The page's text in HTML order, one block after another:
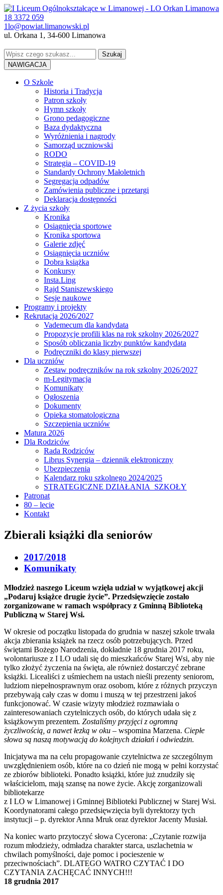
18 3372 059
1lo@powiat.limanowski.pl
ul. Orkana 1, 34-600 Limanowa
NAWIGACJA
O Szkole
Historia i Tradycja
Patron szkoły
Hymn szkoły
Grono pedagogiczne
Baza dydaktyczna
Wyróżnienia i nagrody
Samorząd uczniowski
RODO
Strategia – COVID-19
Standardy Ochrony Małoletnich
Segregacja odpadów
Zamówienia publiczne i przetargi
Deklaracja dostępności
Z życia szkoły
Kronika
Osiągnięcia sportowe
Kronika sportowa
Galerie zdjęć
Osiągnięcia uczniów
Dobra książka
Konkursy
Insta.Ling
Rajd Staniszewskiego
Sesje naukowe
Programy i projekty
Rekrutacja 2026/2027
Vademecum dla kandydata
Propozycje profili klas na rok szkolny 2026/2027
Sposób obliczania liczby punktów kandydata
Podręczniki do klasy pierwszej
Dla uczniów
Zestaw podręczników na rok szkolny 2026/2027
m-Legitymacja
Komunikaty
Ogłoszenia
Dokumenty
Opieka stomatologiczna
Szczepienia uczniów
Matura 2026
Dla Rodziców
Rada Rodziców
Librus Synergia – dziennik elektroniczny
Ubezpieczenia
Kalendarz roku szkolnego 2024/2025
STRATEGICZNE DZIAŁANIA SZKOŁY
Patronat
80 – lecie
Kontakt
Zbierali książki dla seniorów
2017/2018
Komunikaty
Młodzież naszego Liceum wzięła udział w wyjątkowej akcji
„Podaruj książce drugie życie”. Przedsięwzięcie zostało
zorganizowane w ramach współpracy z Gminną Biblioteką
Publiczną w Starej Wsi.
W okresie od początku listopada do grudnia w naszej szkole trwała
akcja zbierania książek na rzecz osób potrzebujących. Przed
świętami Bożego Narodzenia, dokładnie 18 grudnia 2017 roku,
wolontariusze z I LO udali się do mieszkańców Starej Wsi, aby nie
tylko złożyć życzenia na święta, ale również dostarczyć zebrane
książki. Licealiści z uśmiechem na ustach nieśli prezenty seniorom,
ludziom niepełnosprawnym oraz osobom, które z różnych przyczyn
przebywają cały czas w domu i muszą w tej przestrzeni jakoś
funkcjonować. W czasie wizyty młodzież rozmawiała o
zainteresowaniach czytelniczych osób, do których udała się z
książkowym prezentem. Zostaliśmy przyjęci z ogromną
życzliwością, a nawet łezką w oku – wspomina Marzena. Ciepłe
słowa są naszą motywacją do kolejnych działań i odwiedzin.
Inicjatywa ma na celu propagowanie czytelnictwa ze szczególnym
uwzględnieniem osób, które na co dzień nie mogą w pełni korzystać
ze zbiorów biblioteki. Ponadto książki, które już znudziły się
właścicielom, mają szansę na nowe życie. Akcję zorganizowali
bibliotekarze
z I LO w Limanowej i Gminnej Biblioteki Publicznej w Starej Wsi.
Koordynatorami całego przedsięwzięcia byli dyrektorzy tych
instytucji – p. dyrektor Anna Mruk oraz dyrektor Jacenty Musiał.
Na koniec warto przytoczyć słowa Cycerona: „Czytanie rozwija
rozum młodzieży, odmładza charakter starca, uszlachetnia w
chwilach pomyślności, daje pomoc i pocieszenie w
przeciwnościach”. DLATEGO WATRO CZYTAĆ I DO
CZYTANIA ZACHĘCAĆ INNYCH!!!
18 grudnia 2017